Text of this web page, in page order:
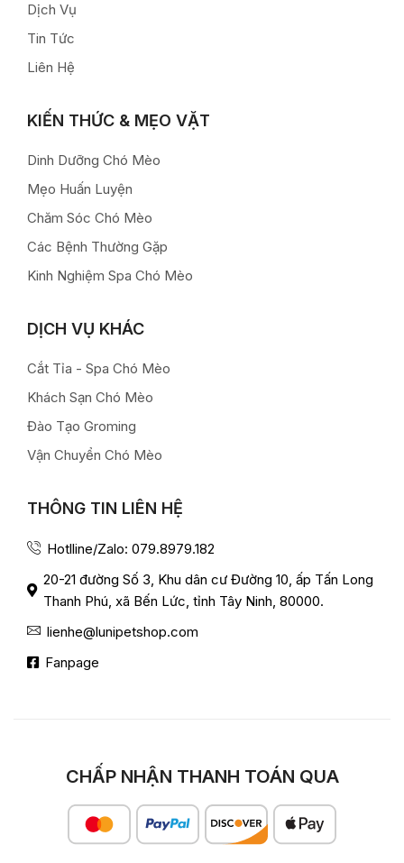
Dịch Vụ
Tin Tức
Liên Hệ
KIẾN THỨC & MẸO VẶT
Dinh Dưỡng Chó Mèo
Mẹo Huấn Luyện
Chăm Sóc Chó Mèo
Các Bệnh Thường Gặp
Kinh Nghiệm Spa Chó Mèo
DỊCH VỤ KHÁC
Cắt Tỉa - Spa Chó Mèo
Khách Sạn Chó Mèo
Đào Tạo Groming
Vận Chuyển Chó Mèo
THÔNG TIN LIÊN HỆ
Hotlline/Zalo: 079.8979.182
20-21 đường Số 3, Khu dân cư Đường 10, ấp Tấn Long
Thanh Phú, xã Bến Lức, tỉnh Tây Ninh, 80000.
lienhe@lunipetshop.com
Fanpage
CHẤP NHẬN THANH TOÁN QUA